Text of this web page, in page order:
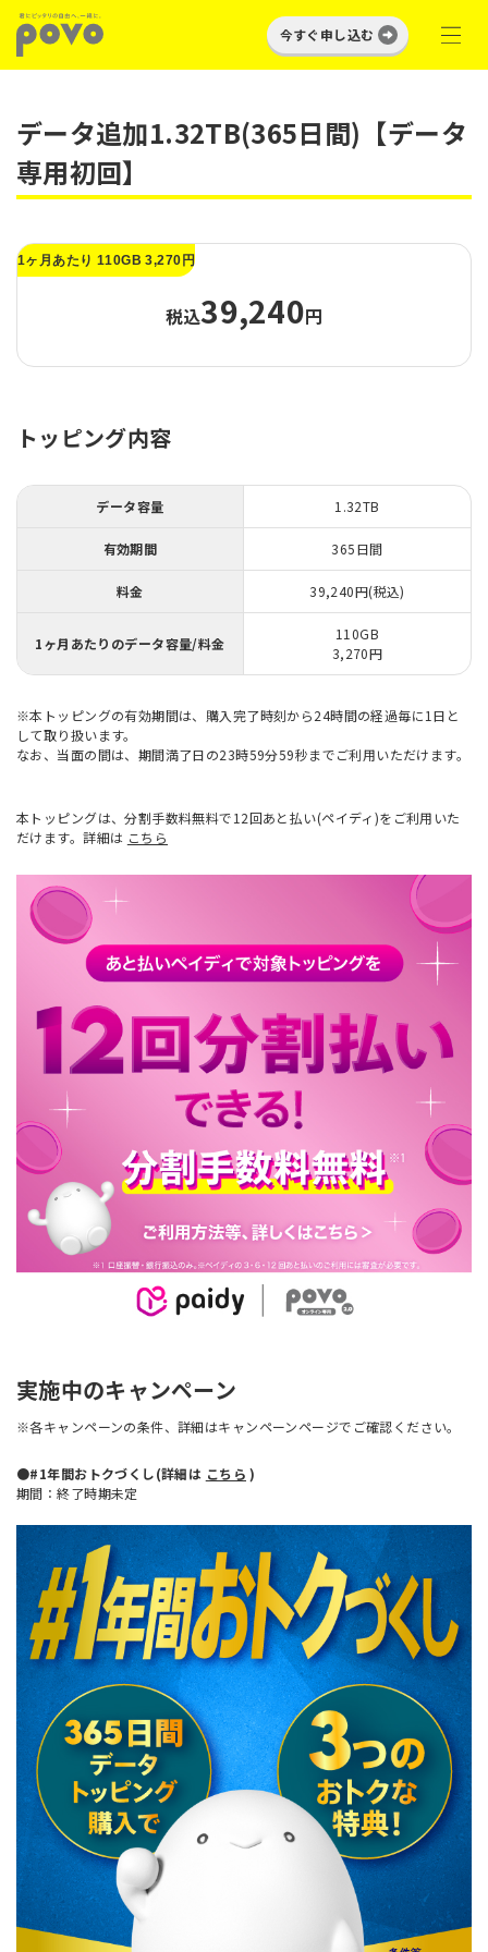
今すぐ申し込む
データ追加1.32TB(365日間)【データ
専用初回】
1ヶ月あたり 110GB 3,270円
税込39,240円
トッピング内容
データ容量 1.32TB
有効期間 365日間
料金 39,240円(税込)
1ヶ月あたりのデータ容量/料金
110GB
3,270円
※本トッピングの有効期間は、購入完了時刻から24時間の経過毎に1日と
して取り扱います。
なお、当面の間は、期間満了日の23時59分59秒までご利用いただけます。
本トッピングは、分割手数料無料で12回あと払い(ペイディ)をご利用いた
だけます。詳細は こちら
実施中のキャンペーン
※各キャンペーンの条件、詳細はキャンペーンページでご確認ください。
●#1年間おトクづくし(詳細は こちら )
期間：終了時期未定